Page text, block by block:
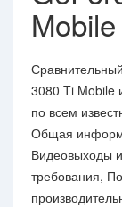
Mobile
3080 Ti Mobile
по всем
Общая
Видеовыходы
требования,